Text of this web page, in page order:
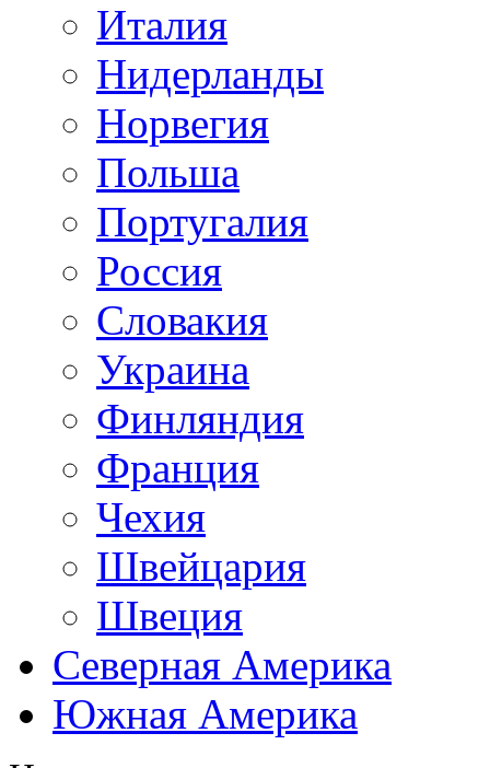
Италия
Нидерланды
Норвегия
Польша
Португалия
Россия
Словакия
Украина
Финляндия
Франция
Чехия
Швейцария
Швеция
Северная Америка
Южная Америка